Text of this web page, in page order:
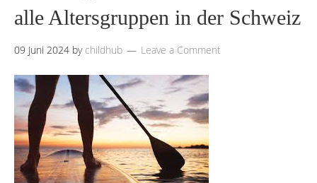
alle Altersgruppen in der Schweiz
09 Juni 2024 by childhub Leave a Comment